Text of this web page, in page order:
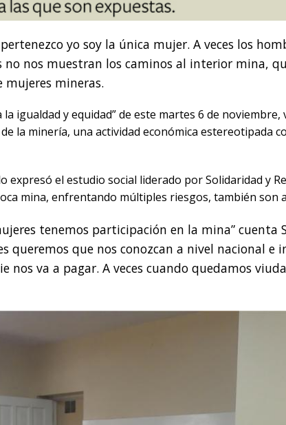
yo soy la única mujer. A veces los
no nos muestran los caminos al interior mina,
mujeres mineras.
igualdad y equidad” de este martes 6 de
la minería, una actividad económica estereotipada
el estudio social liderado por Solidaridad y
mina, enfrentando múltiples riesgos, también son
tenemos participación en la mina” cuenta
queremos que nos conozcan a nivel nacional
va a pagar. A veces cuando quedamos